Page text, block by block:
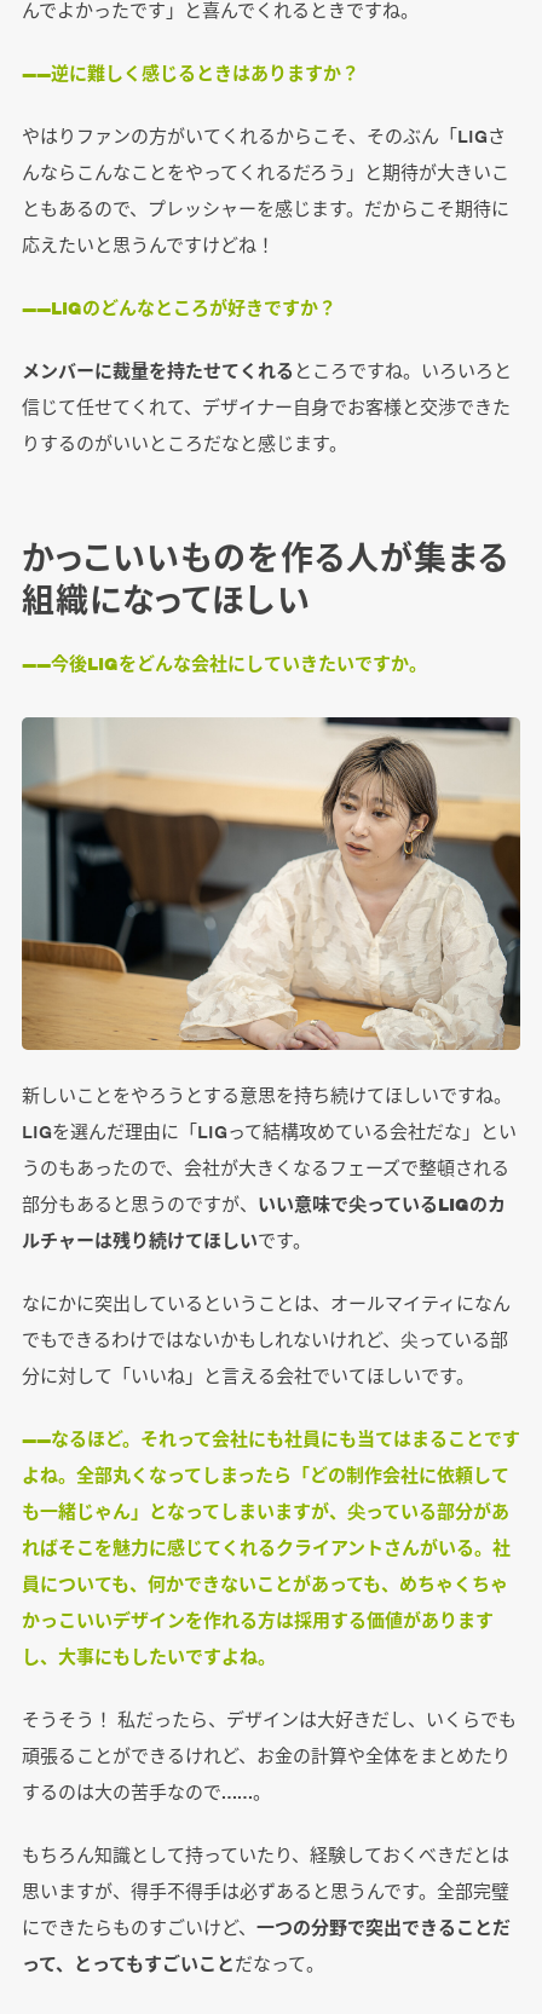
んでよかったです」と喜んでくれるときですね。
――逆に難しく感じるときはありますか？
やはりファンの方がいてくれるからこそ、そのぶん「LIGさ
んならこんなことをやってくれるだろう」と期待が大きいこ
ともあるので、プレッシャーを感じます。だからこそ期待に
応えたいと思うんですけどね！
――LIGのどんなところが好きですか？
メンバーに裁量を持たせてくれる ところですね。いろいろと
信じて任せてくれて、デザイナー自身でお客様と交渉できた
りするのがいいところだなと感じます。
かっこいいものを作る人が集まる
組織になってほしい
――今後LIGをどんな会社にしていきたいですか。
新しいことをやろうとする意思を持ち続けてほしいですね。
LIGを選んだ理由に「LIGって結構攻めている会社だな」とい
うのもあったので、会社が大きくなるフェーズで整頓される
部分もあると思うのですが、 いい意味で尖っているLIGのカ
ルチャーは残り続けてほしいです。
なにかに突出しているということは、オールマイティになん
でもできるわけではないかもしれないけれど、尖っている部
分に対して「いいね」と言える会社でいてほしいです。
――なるほど。それって会社にも社員にも当てはまることです
よね。全部丸くなってしまったら「どの制作会社に依頼して
も一緒じゃん」となってしまいますが、尖っている部分があ
ればそこを魅力に感じてくれるクライアントさんがいる。社
員についても、何かできないことがあっても、めちゃくちゃ
かっこいいデザインを作れる方は採用する価値があります
し、大事にもしたいですよね。
そうそう！ 私だったら、デザインは大好きだし、いくらでも
頑張ることができるけれど、お金の計算や全体をまとめたり
するのは大の苦手なので……。
もちろん知識として持っていたり、経験しておくべきだとは
思いますが、得手不得手は必ずあると思うんです。全部完璧
にできたらものすごいけど、 一つの分野で突出できることだ
って、とってもすごいことだなって。